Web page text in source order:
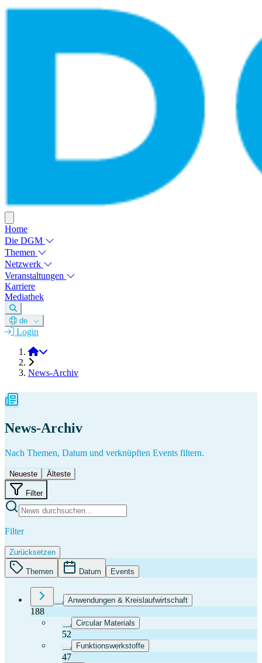
Home
Die DGM
Themen
Netzwerk
Veranstaltungen
Karriere
Mediathek
de
Login
DGM e.V.
News-Archiv
News-Archiv
Nach Themen, Datum und verknüpften Events filtern.
Neueste Älteste
Filter
Filter
Zurücksetzen
Themen Datum Events
Anwendungen & Kreislaufwirtschaft
188
Circular Materials
52
Funktionswerkstoffe
47